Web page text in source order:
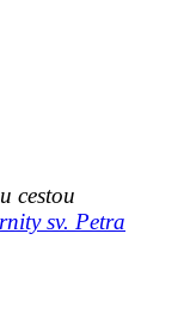
cestou
sv. Petra